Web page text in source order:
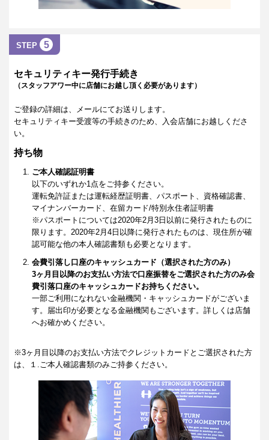
STEP 5
セキュリティキー発行手続き
（スタッフアワー中に店舗にお越し頂く必要があります）
ご登録の詳細は、メールにてお送りします。
セキュリティキー受渡等の手続きのため、入会店舗にお越しくださ
い。
持ち物
ご本人確認証明書
以下のいずれか1点をご持参ください。
運転免許証または運転経歴証明書、パスポート、資格確認書、
マイナンバーカード、在留カード/特別永住者証明書
※パスポートについては2020年2月3日以前に発行されたものに
限ります。2020年2月4日以降に発行されたものは、現住所が確
認可能な他の本人確認書類も必要となります。
会費引落し口座のキャッシュカード（選択された方のみ）
3ヶ月目以降のお支払い方法で口座振替をご選択された方のみ会
費引落口座のキャッシュカードお持ちください。
一部ご利用になれない金融機関・キャッシュカードがございま
す。届出印が必要となる金融機関もございます。詳しくは店舗
へお確かめください。
※3ヶ月目以降のお支払い方法でクレジットカードとご選択された方
は、１.ご本人確認書類のみご持参ください。